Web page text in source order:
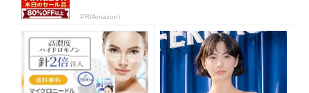
PR(Amazon)